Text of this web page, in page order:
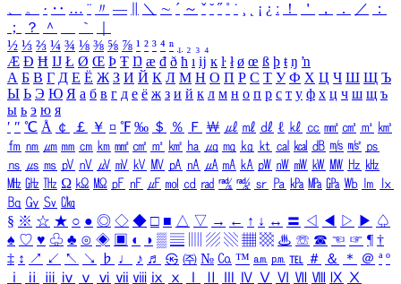
、
。 · ‥ … ¨ 〃 ― ＼ ∼ ´ ～ ˇ ˘ ˝ ˚ ˙ ¸ ¡ ¿ ː ！ ＇ ， ． ／
：
；
？ ＾ ｀
½ ⅓ ⅔ ¼ ¾ ⅛ ⅜ ⅝ ⅞ ¹ ² ³ ⁴ ⁿ ₁ ₂ ₃ ₄
Æ Ð Ħ Ĳ Ł Ø Œ Þ Ŧ Ŋ æ đ ð ħ ı ĳ ĸ ŀ ł ø œ ß þ ŧ ŋ ŉ
А Б В Г Д Е Ё Ж З И Й К Л М Н О П Р С Т У Ф Х Ц Ч Ш Щ Ъ
Ы Ь Э Ю Я а б в г д е ё ж з и й к л м н о п р с т у ф х ц ч ш щ ъ
ы ь э ю я
′ ″ ℃ Å ￠ ￡ ￥ ¤ ℉ ‰ ＄ ％ Ｆ ￦ ㎕ ㎖ ㎗ ℓ ㎘ ㏄ ㎣ ㎤ ㎥ ㎦
㎙ ㎚ ㎛ ㎜ ㎝ ㎞ ㎟ ㎠ ㎡ ㎢ ㏊ ㎍ ㎎ ㎏ ㏏ ㎈ ㎉ ㏈ ㎧ ㎨ ㎰
㎱ ㎲ ㎳ ㎴ ㎵ ㎶ ㎷ ㎸ ㎹ ㎀ ㎁ ㎂ ㎃ ㎄ ㎺ ㎻ ㎽ ㎾ ㎿ ㎐ ㎑
㎒ ㎓ ㎔ Ω ㏀ ㏁ ㎊ ㎋ ㎌ ㏖ ㏅ ㎭ ㎮ ㎯ ㏛ ㎩ ㎪ ㎫ ㎬ ㏝ ㏐
㏓
㏃ ㏉ ㏜ ㏆
§ ※ ☆ ★ ○ ● ◎ ◇ ◆ □ ■ △ ▽ → ← ↑ ↓ ↔ 〓 ◁ ◀ ▷ ▶ ♤
♠ ♡ ♥ ♧ ♣ ⊙ ◈ ▣ ◐ ◑ ▒ ▤ ▨ ▧ ▦ ▩ ♨ ☏ ☎ ☜ ☞ ¶ †
‡ ↕ ↗ ↙ ↖ ↘ ♭ ♩ ♪ ♬ ㉿ ㈜ № ㏇ ™ ㏂ ㏘ ℡ ＃ ＆ ＊ ＠ ª º
ⅰ
ⅱ ⅲ ⅳ ⅴ ⅵ ⅶ ⅷ ⅸ ⅹ Ⅳ Ⅴ Ⅵ Ⅶ Ⅷ Ⅸ Ⅹ